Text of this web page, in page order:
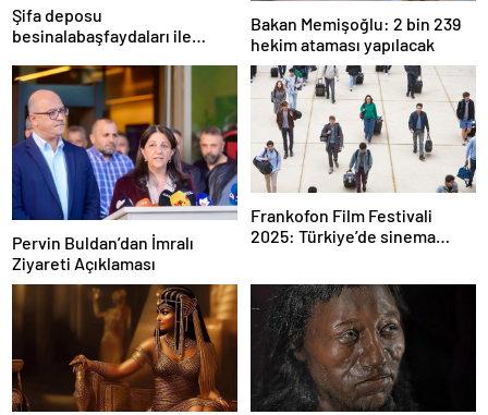
Şifa deposu
besinalabaşfaydaları ile
koruyan mucize besin
alabaş…
Bakan Memişoğlu: 2 bin 239
hekim ataması yapılacak
Pervin Buldan’dan İmralı
Ziyareti Açıklaması
Frankofon Film Festivali
2025: Türkiye’de sinema